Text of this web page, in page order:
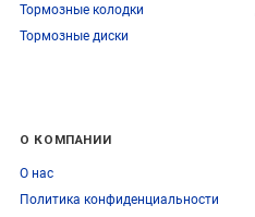
Тормозные колодки
Тормозные диски
О КОМПАНИИ
О нас
Политика конфиденциальности